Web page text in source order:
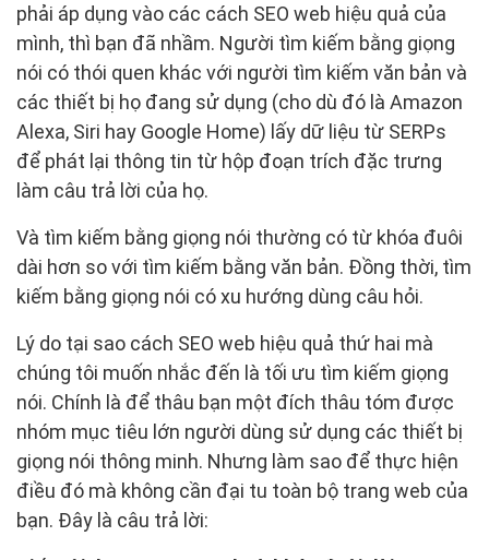
phải áp dụng vào các cách SEO web hiệu quả của
mình, thì bạn đã nhầm. Người tìm kiếm bằng giọng
nói có thói quen khác với người tìm kiếm văn bản và
các thiết bị họ đang sử dụng (cho dù đó là Amazon
Alexa, Siri hay Google Home) lấy dữ liệu từ SERPs
để phát lại thông tin từ hộp đoạn trích đặc trưng
làm câu trả lời của họ.
Và tìm kiếm bằng giọng nói thường có từ khóa đuôi
dài hơn so với tìm kiếm bằng văn bản. Đồng thời, tìm
kiếm bằng giọng nói có xu hướng dùng câu hỏi.
Lý do tại sao cách SEO web hiệu quả thứ hai mà
chúng tôi muốn nhắc đến là tối ưu tìm kiếm giọng
nói. Chính là để thâu bạn một đích thâu tóm được
nhóm mục tiêu lớn người dùng sử dụng các thiết bị
giọng nói thông minh. Nhưng làm sao để thực hiện
điều đó mà không cần đại tu toàn bộ trang web của
bạn. Đây là câu trả lời: